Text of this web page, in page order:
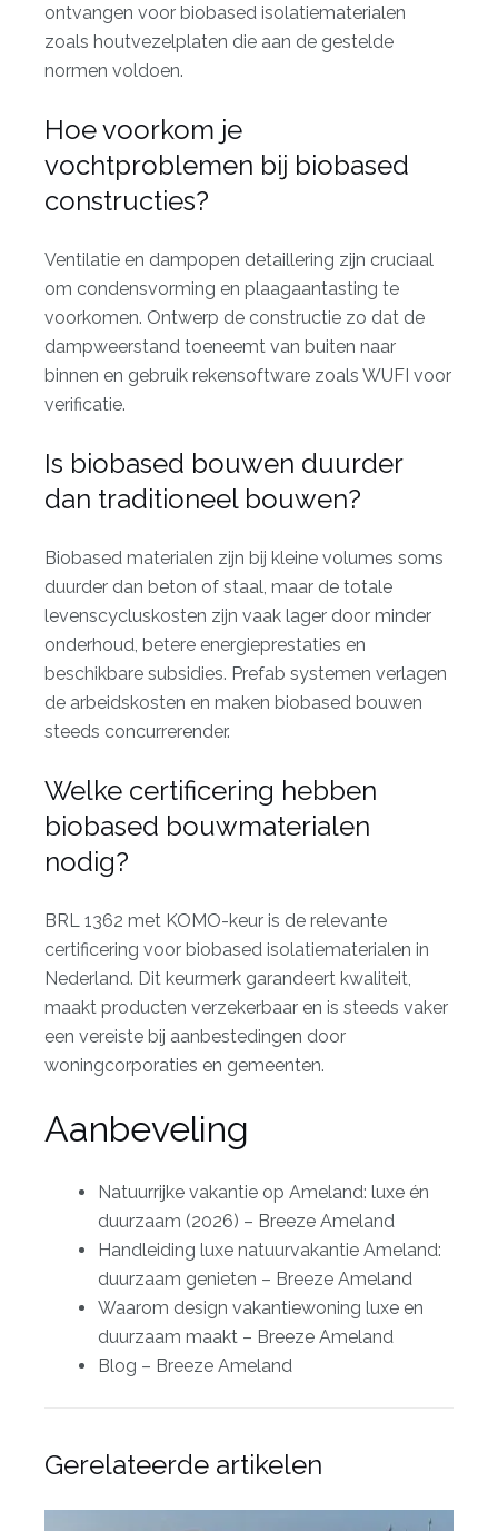
ontvangen voor biobased isolatiematerialen
zoals houtvezelplaten die aan de gestelde
normen voldoen.
Hoe voorkom je
vochtproblemen bij biobased
constructies?
Ventilatie en dampopen detaillering zijn cruciaal
om condensvorming en plaagaantasting te
voorkomen. Ontwerp de constructie zo dat de
dampweerstand toeneemt van buiten naar
binnen en gebruik rekensoftware zoals WUFI voor
verificatie.
Is biobased bouwen duurder
dan traditioneel bouwen?
Biobased materialen zijn bij kleine volumes soms
duurder dan beton of staal, maar de totale
levenscycluskosten zijn vaak lager door minder
onderhoud, betere energieprestaties en
beschikbare subsidies. Prefab systemen verlagen
de arbeidskosten en maken biobased bouwen
steeds concurrerender.
Welke certificering hebben
biobased bouwmaterialen
nodig?
BRL 1362 met KOMO-keur is de relevante
certificering voor biobased isolatiematerialen in
Nederland. Dit keurmerk garandeert kwaliteit,
maakt producten verzekerbaar en is steeds vaker
een vereiste bij aanbestedingen door
woningcorporaties en gemeenten.
Aanbeveling
Natuurrijke vakantie op Ameland: luxe én
duurzaam (2026) – Breeze Ameland
Handleiding luxe natuurvakantie Ameland:
duurzaam genieten – Breeze Ameland
Waarom design vakantiewoning luxe en
duurzaam maakt – Breeze Ameland
Blog – Breeze Ameland
Gerelateerde artikelen